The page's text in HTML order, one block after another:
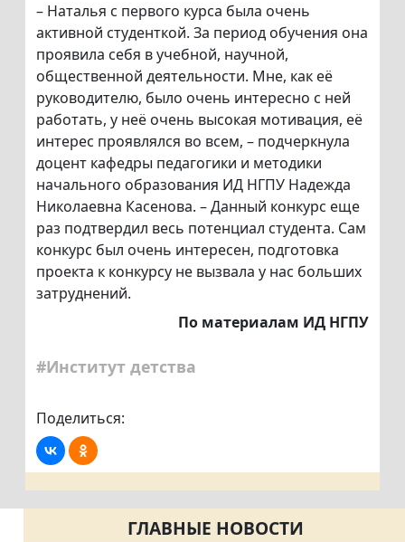
– Наталья с первого курса была очень
активной студенткой. За период обучения она
проявила себя в учебной, научной,
общественной деятельности. Мне, как её
руководителю, было очень интересно с ней
работать, у неё очень высокая мотивация, её
интерес проявлялся во всем, – подчеркнула
доцент кафедры педагогики и методики
начального образования ИД НГПУ Надежда
Николаевна Касенова. – Данный конкурс еще
раз подтвердил весь потенциал студента. Сам
конкурс был очень интересен, подготовка
проекта к конкурсу не вызвала у нас больших
затруднений.
По материалам ИД НГПУ
#Институт детства
Поделиться:
ГЛАВНЫЕ НОВОСТИ